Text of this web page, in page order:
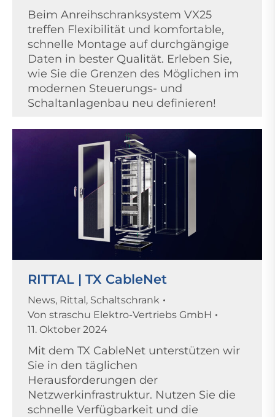
Beim Anreihschranksystem VX25
treffen Flexibilität und komfortable,
schnelle Montage auf durchgängige
Daten in bester Qualität. Erleben Sie,
wie Sie die Grenzen des Möglichen im
modernen Steuerungs- und
Schaltanlagenbau neu definieren!
RITTAL | TX CableNet
News, Rittal, Schaltschrank
Von straschu Elektro-Vertriebs GmbH
11. Oktober 2024
Mit dem TX CableNet unterstützen wir
Sie in den täglichen
Herausforderungen der
Netzwerkinfrastruktur. Nutzen Sie die
schnelle Verfügbarkeit und die